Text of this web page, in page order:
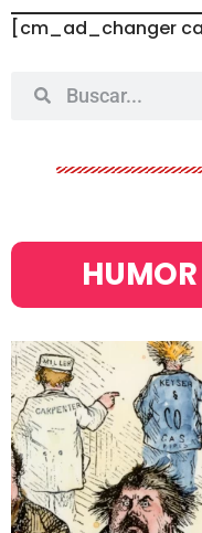
[cm_ad_changer